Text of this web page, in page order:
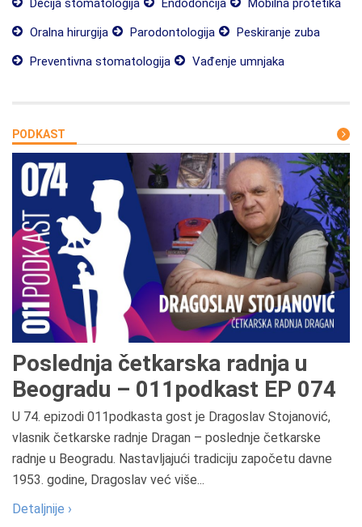
Dečija stomatologija Endodoncija
Mobilna protetika
Oralna hirurgija
Parodontologija
Peskiranje zuba
Preventivna stomatologija
Vađenje umnjaka
PODKAST
Poslednja četkarska radnja u
Beogradu – 011podkast EP 074
U 74. epizodi 011podkasta gost je Dragoslav Stojanović,
vlasnik četkarske radnje Dragan – poslednje četkarske
radnje u Beogradu. Nastavljajući tradiciju započetu davne
1953. godine, Dragoslav već više...
Detaljnije ›